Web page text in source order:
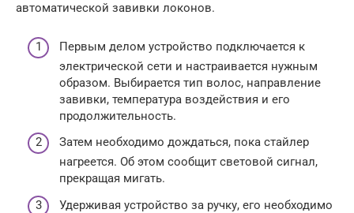
автоматической завивки локонов.
Первым делом устройство подключается к
электрической сети и настраивается нужным
образом. Выбирается тип волос, направление
завивки, температура воздействия и его
продолжительность.
Затем необходимо дождаться, пока стайлер
нагреется. Об этом сообщит световой сигнал,
прекращая мигать.
Удерживая устройство за ручку, его необходимо